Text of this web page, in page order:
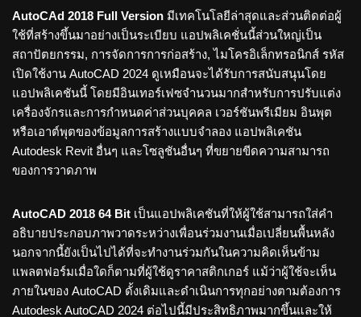
AutoCAd 2018 Full Version มีเทคโนโลยีล่าสุดและส่วนติดต่อผู้
ใช้ที่สร้างขึ้นมาอย่างเป็นระเบียบ แอปพลิเคชั่นนี้ส่วนใหญ่เป็น
สถาปัตยกรรม, การจัดการการก่อสร้าง, ไมโครอิเล็กทรอนิกส์ รหัส
เปิดใช้งาน AutoCAD 2024 ดูเหมือนจะได้รับการสนับสนุนโดย
แอปพลิเคชันนี้ โดยมีอินเทอร์เฟซจำนวนมากสำหรับการปรับแต่ง
เครื่องจักรและการกำหนดค่าส่วนบุคคล เวอร์ชันพรีเมียม อินพุต
หรือเอาต์พุตของข้อมูลการสร้างแบบจำลอง แอปพลิเคชัน
Autodesk Revit อื่นๆ และโซลูชันอื่นๆ ที่ขยายขีดความสามารถ
ของการวาดภาพ
AutoCAD 2018 64 Bit เป็นแอปพลิเคชันที่ให้ผู้ใช้สามารถใส่คำ
อธิบายประกอบภาพวาดระหว่างเพื่อนร่วมงานเมื่อเปลี่ยนพื้นหลัง
นอกจากนี้ยังเป็นไปได้ที่จะทำงานร่วมกันในความคิดเห็นข้าม
แพลตฟอร์มเมื่อใดก็ตามที่ผู้ใช้ดูราคาสติกเกอร์ แม้ว่าผู้ใช้จะเห็น
ภายในของ AutoCAD ดั้งเดิมและดำเนินการทุกอย่างตามต้องการ
Autodesk AutoCAD 2024 ต่อไปนี้มีประสิทธิภาพมากขึ้นและให้